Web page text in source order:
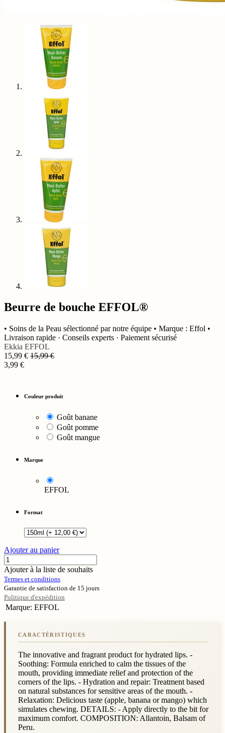
Beurre de bouche EFFOL®
• Soins de la Peau sélectionné par notre équipe • Marque : Effol •
Livraison rapide · Conseils experts · Paiement sécurisé
Ekkia EFFOL
15,99 € 15,99€
3,99 €
Couleur produit
Goût banane
Goût pomme
Goût mangue
Marque
EFFOL
Format
Ajouter au panier
Ajouter à la liste de souhaits
Termes et conditions
Garantie de satisfaction de 15 jours
Politique d'expédition
Marque: EFFOL
The innovative and fragrant product for hydrated lips. -
Soothing: Formula enriched to calm the tissues of the
mouth, providing immediate relief and protection of the
corners of the lips. - Hydration and repair: Treatment based
on natural substances for sensitive areas of the mouth. -
Relaxation: Delicious taste (apple, banana or mango) which
simulates chewing. DETAILS: - Apply directly to the bit for
maximum comfort. COMPOSITION: Allantoin, Balsam of
Peru.